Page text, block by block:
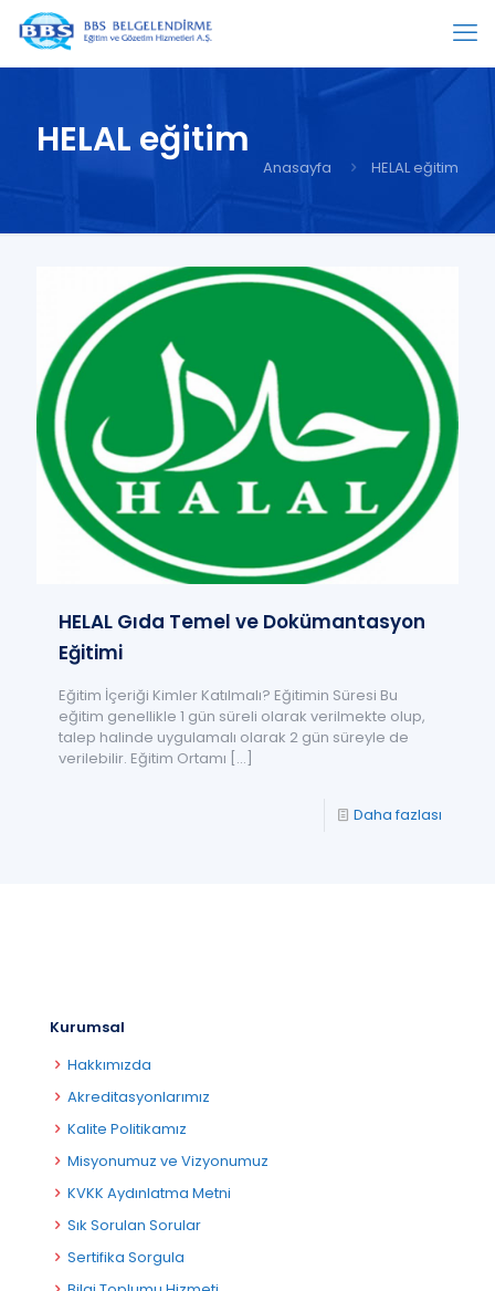
HELAL eğitim
Anasayfa HELAL eğitim
HELAL Gıda Temel ve Dokümantasyon
Eğitimi
Eğitim İçeriği Kimler Katılmalı? Eğitimin Süresi Bu
eğitim genellikle 1 gün süreli olarak verilmekte olup,
talep halinde uygulamalı olarak 2 gün süreyle de
verilebilir. Eğitim Ortamı […]
Daha fazlası
Kurumsal
Hakkımızda
Akreditasyonlarımız
Kalite Politikamız
Misyonumuz ve Vizyonumuz
KVKK Aydınlatma Metni
Sık Sorulan Sorular
Sertifika Sorgula